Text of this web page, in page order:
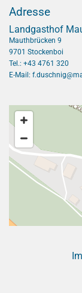
Adresse
Landgasthof
Mauthbrücken 9
9701 Stockenboi
Tel.: +43 4761 320
E-Mail: